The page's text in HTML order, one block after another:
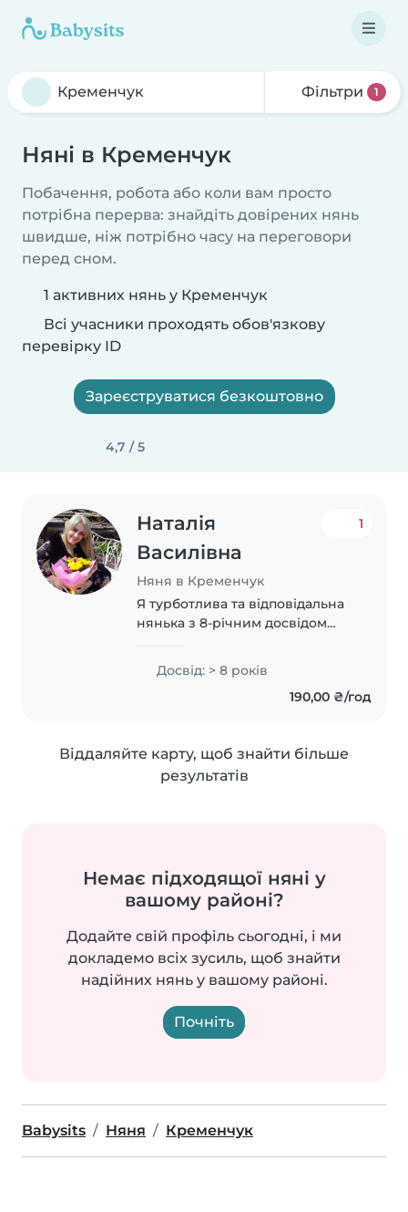
Фільтри 1
Няні в Кременчук
Побачення, робота або коли вам просто
потрібна перерва: знайдіть довірених нянь
швидше, ніж потрібно часу на переговори
перед сном.
1 активних нянь у Кременчук
Всі учасники проходять обов'язкову
перевірку ID
Зареєструватися безкоштовно
4,7 / 5
Наталія
Василівна
Няня в Кременчук
1
Я турботлива та відповідальна
нянька з 8-річним досвідом
малюками. Маю власних дітей,
тому добре розумію потреби
маленьких дітей. Завжди готова
Досвід: > 8 років
190,00 ₴/год
Віддаляйте карту, щоб знайти більше
результатів
Немає підходящої няні у
вашому районі?
Додайте свій профіль сьогодні, і ми
докладемо всіх зусиль, щоб знайти
надійних нянь у вашому районі.
Почніть
Babysits Няня Кременчук